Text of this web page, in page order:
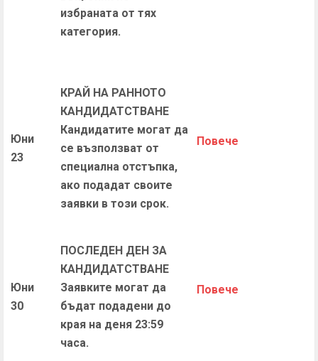
избраната от тях
категория.
Юни
23
КРАЙ НА РАННОТО
КАНДИДАТСТВАНЕ
Кандидатите могат да
се възползват от
специална отстъпка,
ако подадат своите
заявки в този срок.
Повече
Юни
30
ПОСЛЕДЕН ДЕН ЗА
КАНДИДАТСТВАНЕ
Заявките могат да
бъдат подадени до
края на деня 23:59
часа.
Повече